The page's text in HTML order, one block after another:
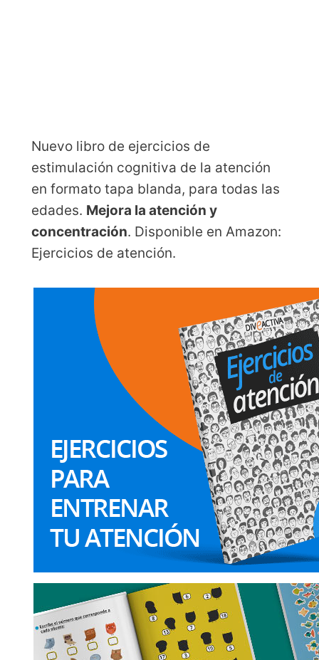
Nuevo libro de ejercicios de
estimulación cognitiva de la atención
en formato tapa blanda, para todas las
edades. Mejora la atención y
concentración. Disponible en Amazon:
Ejercicios de atención.